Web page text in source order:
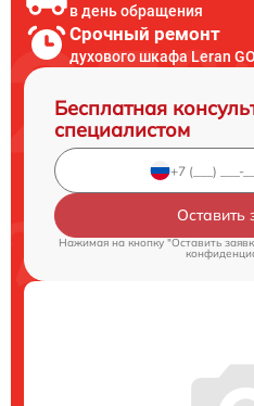
в день обращения
Срочный ремонт
духового шкафа Leran
Бесплатная
специалистом
Оставить
Нажимая на кнопку "Оставить